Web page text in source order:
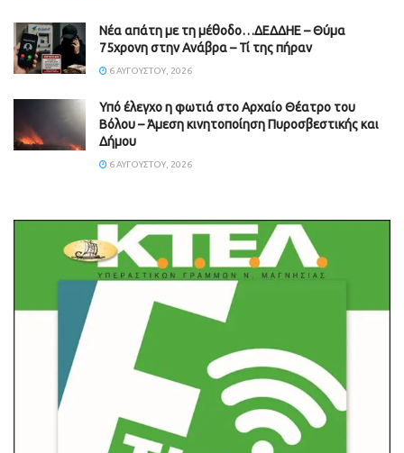
Νέα απάτη με τη μέθοδο…ΔΕΔΔΗΕ – Θύμα
75χρονη στην Ανάβρα – Τί της πήραν
6 ΑΥΓΟΎΣΤΟΥ, 2026
Υπό έλεγχο η φωτιά στο Αρχαίο Θέατρο του
Βόλου – Άμεση κινητοποίηση Πυροσβεστικής και
Δήμου
6 ΑΥΓΟΎΣΤΟΥ, 2026